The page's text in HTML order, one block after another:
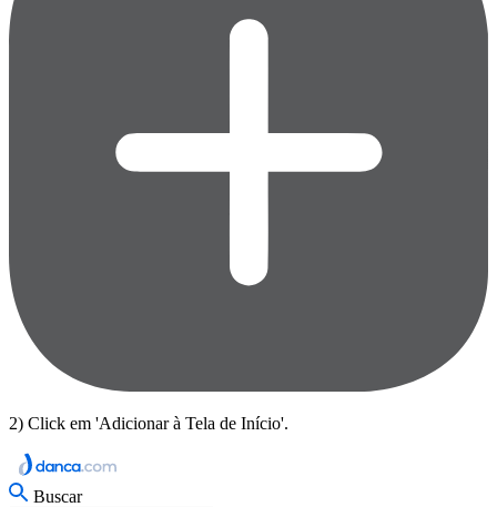
2) Click em 'Adicionar à Tela de Início'.
Buscar